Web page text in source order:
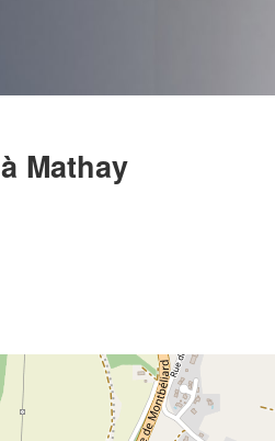
à Mathay